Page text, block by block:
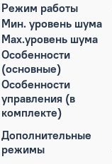
Режим работы
Мин. уровень шума
Max.уровень шума
Особенности
(основные)
Особенности
управления (в
комплекте)
Дополнительные
режимы